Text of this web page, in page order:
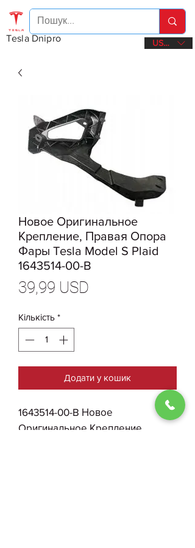
Tesla Dnipro USD ($)
Новое Оригинальное
Крепление, Правая Опора
Фары Tesla Model S Plaid
1643514-00-B
39,99 USD
Кількість *
Додати у кошик
1643514-00-B Новое
Оригинальное Крепление,